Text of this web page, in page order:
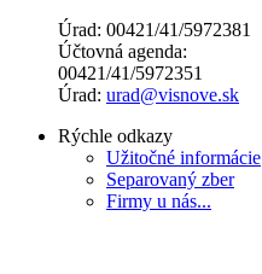
Úrad: 00421/41/5972381
Účtovná agenda:
00421/41/5972351
Úrad: urad@visnove.sk
Rýchle odkazy
Užitočné informácie
Separovaný zber
Firmy u nás...